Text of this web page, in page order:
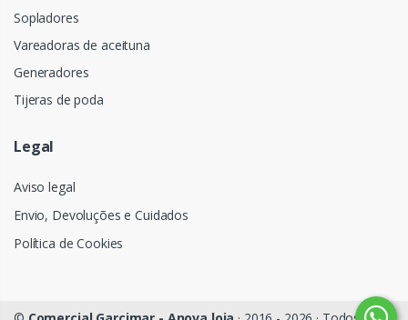
Sopladores
Vareadoras de aceituna
Generadores
Tijeras de poda
Legal
Aviso legal
Envio, Devoluções e Cuidados
Política de Cookies